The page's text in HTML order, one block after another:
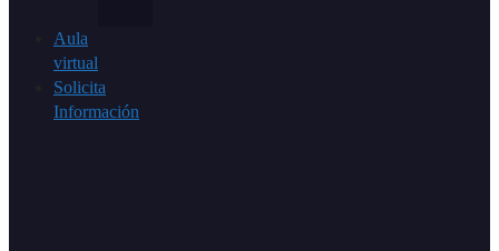
Aula
virtual
Solicita
Información